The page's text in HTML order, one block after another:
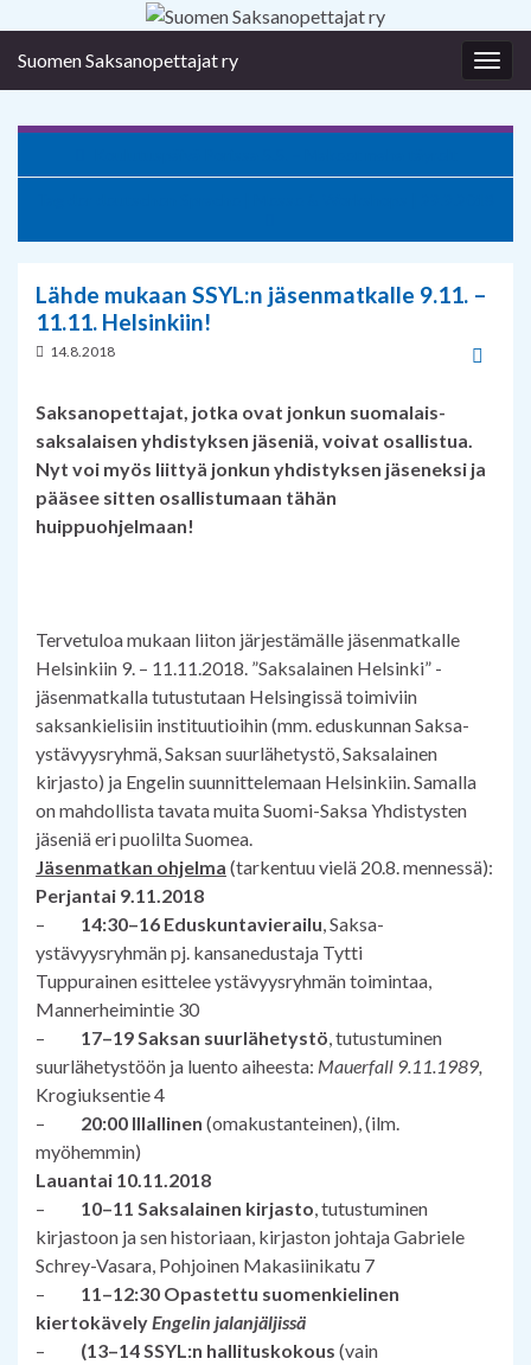
Suomen Saksanopettajat ry
Lähde mukaan SSYL:n jäsenmatkalle 9.11. –
11.11. Helsinkiin!
14.8.2018
Saksanopettajat, jotka ovat jonkun suomalais-
saksalaisen yhdistyksen jäseniä, voivat osallistua.
Nyt voi myös liittyä jonkun yhdistyksen jäseneksi ja
pääsee sitten osallistumaan tähän
huippuohjelmaan!
Tervetuloa mukaan liiton järjestämälle jäsenmatkalle
Helsinkiin 9. – 11.11.2018. ”Saksalainen Helsinki” -
jäsenmatkalla tutustutaan Helsingissä toimiviin
saksankielisiin instituutioihin (mm. eduskunnan Saksa-
ystävyysryhmä, Saksan suurlähetystö, Saksalainen
kirjasto) ja Engelin suunnittelemaan Helsinkiin. Samalla
on mahdollista tavata muita Suomi-Saksa Yhdistysten
jäseniä eri puolilta Suomea.
Jäsenmatkan ohjelma (tarkentuu vielä 20.8. mennessä):
Perjantai 9.11.2018
– 14:30–16 Eduskuntavierailu, Saksa-
ystävyysryhmän pj. kansanedustaja Tytti
Tuppurainen esittelee ystävyysryhmän toimintaa,
Mannerheimintie 30
– 17–19 Saksan suurlähetystö, tutustuminen
suurlähetystöön ja luento aiheesta: Mauerfall 9.11.1989,
Krogiuksentie 4
– 20:00 Illallinen (omakustanteinen), (ilm.
myöhemmin)
Lauantai 10.11.2018
– 10–11 Saksalainen kirjasto, tutustuminen
kirjastoon ja sen historiaan, kirjaston johtaja Gabriele
Schrey-Vasara, Pohjoinen Makasiinikatu 7
– 11–12:30 Opastettu suomenkielinen
kiertokävelyEngelin jalanjäljissä
– (13–14 SSYL:n hallituskokous (vain